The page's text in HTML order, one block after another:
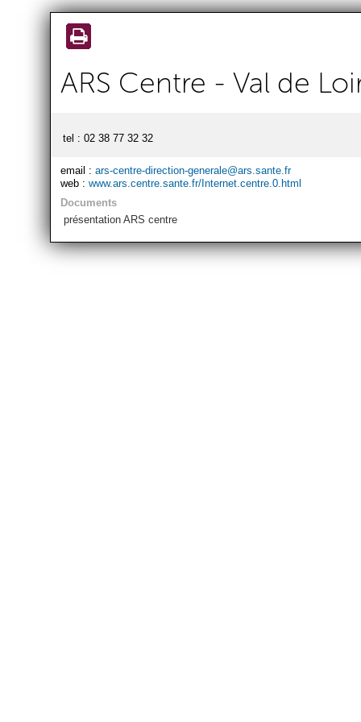
Aller au
ARS Centre - Val de
tel : 02 38 77 32 32
email : ars-centre-direction-generale@ars.sante.fr
web : www.ars.centre.sante.fr/Internet.centre.0.html
Documents
présentation ARS centre